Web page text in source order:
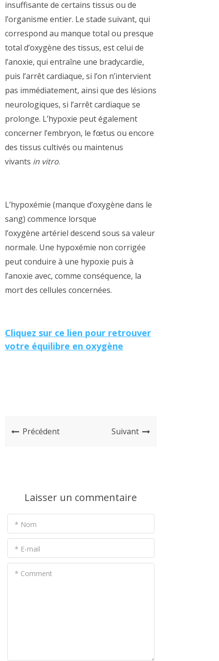
insuffisante de certains tissus ou de
l’organisme entier. Le stade suivant, qui
correspond au manque total ou presque
total d’oxygène des tissus, est celui de
l’anoxie, qui entraîne une bradycardie,
puis l’arrêt cardiaque, si l’on n’intervient
pas immédiatement, ainsi que des lésions
neurologiques, si l’arrêt cardiaque se
prolonge. L’hypoxie peut également
concerner l’embryon, le fœtus ou encore
des tissus cultivés ou maintenus
vivants in vitro.
L’hypoxémie (manque d’oxygène dans le
sang) commence lorsque
l’oxygène artériel descend sous sa valeur
normale. Une hypoxémie non corrigée
peut conduire à une hypoxie puis à
l’anoxie avec, comme conséquence, la
mort des cellules concernées.
Cliquez sur ce lien pour retrouver
votre équilibre en oxygène
Précédent Suivant
Laisser un commentaire
* Nom
* E-mail
* Comment